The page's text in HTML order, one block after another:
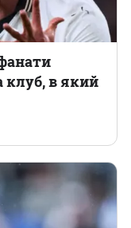
клуб, в який